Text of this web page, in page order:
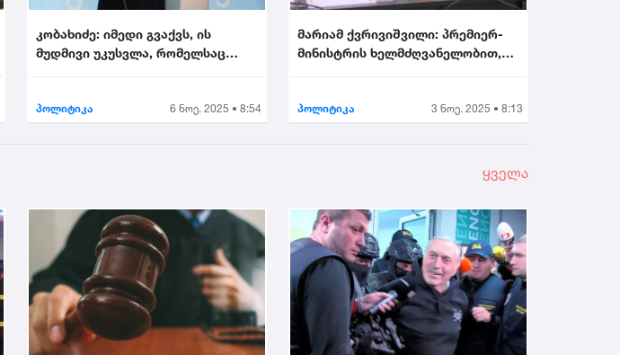
კობახიძე: იმედი გვაქვს, ის
მუდმივი უკუსვლა, რომელსაც
პოლიტიკა 6 ნოე. 2025 • 8:54
მარიამ ქვრივიშვილი: პრემიერ-
მინისტრის ხელმძღვანელობით,
პოლიტიკა 3 ნოე. 2025 • 8:13
ყველა